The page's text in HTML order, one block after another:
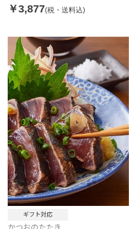
￥3,877(税・送料込)
ギフト対応